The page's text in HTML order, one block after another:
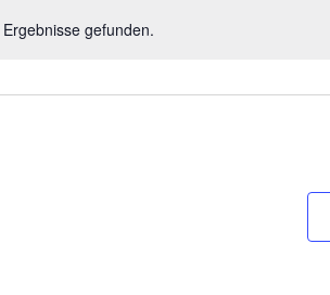
Hinweis gefunden.